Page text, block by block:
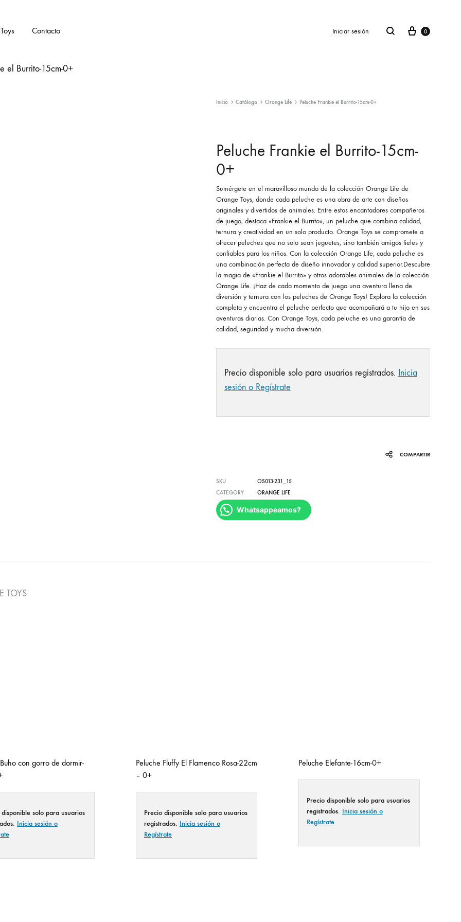
Contacto Iniciar sesión buscar
Accessories
Sweatshirt
Cesta
0
Inicio Catálogo Orange Life Peluche Frankie el Burrito-15cm-0+
Peluche Frankie el Burrito-15cm-
0+
Sumérgete en el maravilloso mundo de la colección Orange Life de
Orange Toys, donde cada peluche es una obra de arte con diseños
originales y divertidos de animales. Entre estos encantadores compañeros
de juego, destaca «Frankie el Burrito», un peluche que combina calidad,
ternura y creatividad en un solo producto. Orange Toys se compromete a
ofrecer peluches que no solo sean juguetes, sino también amigos fieles y
confiables para los niños. Con la colección Orange Life, cada peluche es
una combinación perfecta de diseño innovador y calidad superior.Descubre
la magia de «Frankie el Burrito» y otros adorables animales de la colección
Orange Life. ¡Haz de cada momento de juego una aventura llena de
diversión y ternura con los peluches de Orange Toys! Explora la colección
completa y encuentra el peluche perfecto que acompañará a tu hijo en sus
aventuras diarias. Con Orange Toys, cada peluche es una garantía de
calidad, seguridad y mucha diversión.
Precio disponible solo para usuarios registrados. Inicia
sesión o Regístrate
COMPARTIR
SKU
OS013-231_15
CATEGORY
ORANGE LIFE
Whatsappeamos?
TOYS
con gorro de dormir-
disponible solo para usuarios
Inicia sesión o
Peluche Fluffy El Flamenco Rosa-22cm
– 0+
Precio disponible solo para usuarios
registrados. Inicia sesión o
Regístrate
Peluche Elefante-16cm-0+
Precio disponible solo para usuarios
registrados. Inicia sesión o
Regístrate